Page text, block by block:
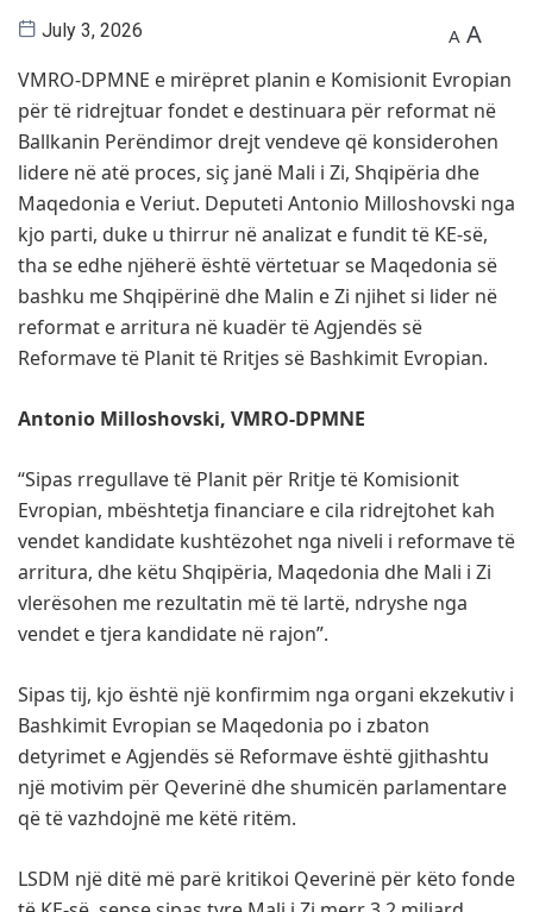
July 3, 2026 A A
VMRO-DPMNE e mirëpret planin e Komisionit Evropian
për të ridrejtuar fondet e destinuara për reformat në
Ballkanin Perëndimor drejt vendeve që konsiderohen
lidere në atë proces, siç janë Mali i Zi, Shqipëria dhe
Maqedonia e Veriut. Deputeti Antonio Milloshovski nga
kjo parti, duke u thirrur në analizat e fundit të KE-së,
tha se edhe njëherë është vërtetuar se Maqedonia së
bashku me Shqipërinë dhe Malin e Zi njihet si lider në
reformat e arritura në kuadër të Agjendës së
Reformave të Planit të Rritjes së Bashkimit Evropian.
Antonio Milloshovski, VMRO-DPMNE
“Sipas rregullave të Planit për Rritje të Komisionit
Evropian, mbështetja financiare e cila ridrejtohet kah
vendet kandidate kushtëzohet nga niveli i reformave të
arritura, dhe këtu Shqipëria, Maqedonia dhe Mali i Zi
vlerësohen me rezultatin më të lartë, ndryshe nga
vendet e tjera kandidate në rajon”.
Sipas tij, kjo është një konfirmim nga organi ekzekutiv i
Bashkimit Evropian se Maqedonia po i zbaton
detyrimet e Agjendës së Reformave është gjithashtu
një motivim për Qeverinë dhe shumicën parlamentare
që të vazhdojnë me këtë ritëm.
LSDM një ditë më parë kritikoi Qeverinë për këto fonde